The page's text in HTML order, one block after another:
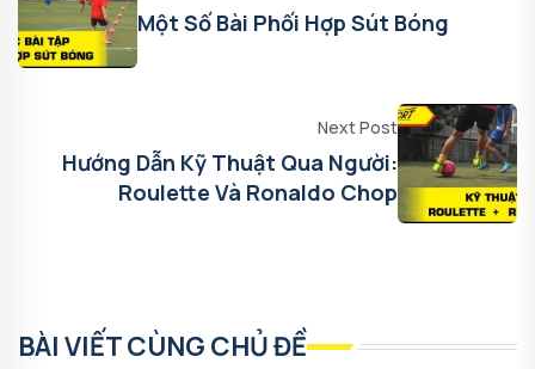
Một Số Bài Phối Hợp Sút Bóng
Next Post
Hướng Dẫn Kỹ Thuật Qua Người:
Roulette Và Ronaldo Chop
BÀI VIẾT CÙNG CHỦ ĐỀ